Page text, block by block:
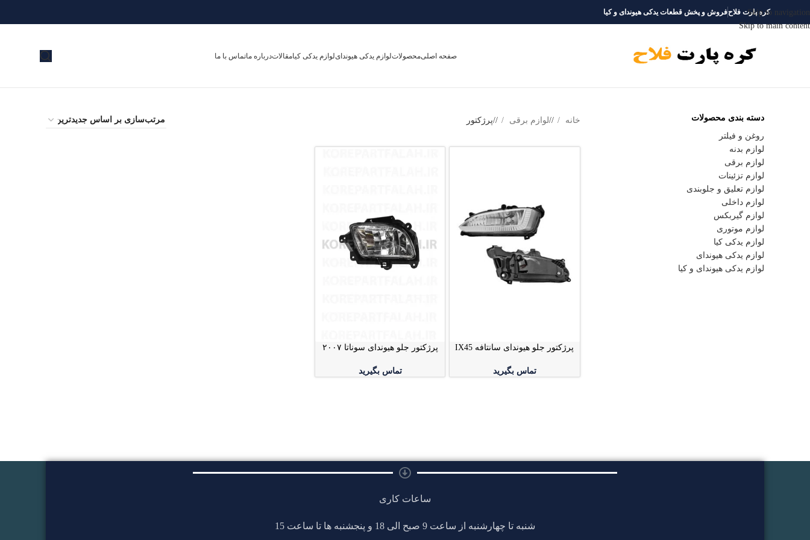
Skip to navigation
Skip to main content
کره پارت فلاحفروش و پخش قطعات یدکی هیوندای و کیا
صفحه اصلیمحصولاتلوازم یدکی هیوندایلوازم یدکی کیامقالاتدرباره ماتماس با ما
دسته‌ بندی محصولات
روغن و فیلتر
لوازم بدنه
لوازم برقی
لوازم تزئینات
لوازم تعلیق و جلوبندی
لوازم داخلی
لوازم گیربکس
لوازم موتوری
لوازم یدکی کیا
لوازم یدکی هیوندای
لوازم یدکی هیوندای و کیا
خانه / لوازم برقی / پرژکتور
پرژکتور جلو هیوندای سانتافه IX45
تماس بگیرید
پرژکتور جلو هیوندای سوناتا ۲۰۰۷
تماس بگیرید
ساعات کاری
شنبه تا چهارشنبه از ساعت 9 صبح الی 18 و پنجشنبه ها تا ساعت 15